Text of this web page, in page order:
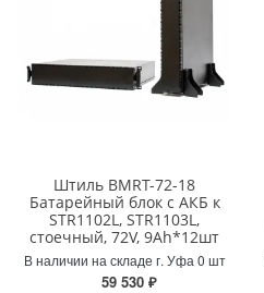
Штиль BMRT-72-18
Батарейный блок с АКБ к
STR1102L, STR1103L,
стоечный, 72V, 9Ah*12шт
В наличии на складе г. Уфа 0 шт
59 530 ₽